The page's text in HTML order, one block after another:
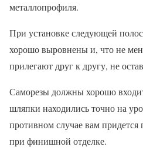
металлопрофиля.
При установке следующей
хорошо выровнены и, что не
прилегают друг к другу, не
Саморезы должны хорошо
шляпки находились точно на
противном случае вам придется
при финишной отделке.